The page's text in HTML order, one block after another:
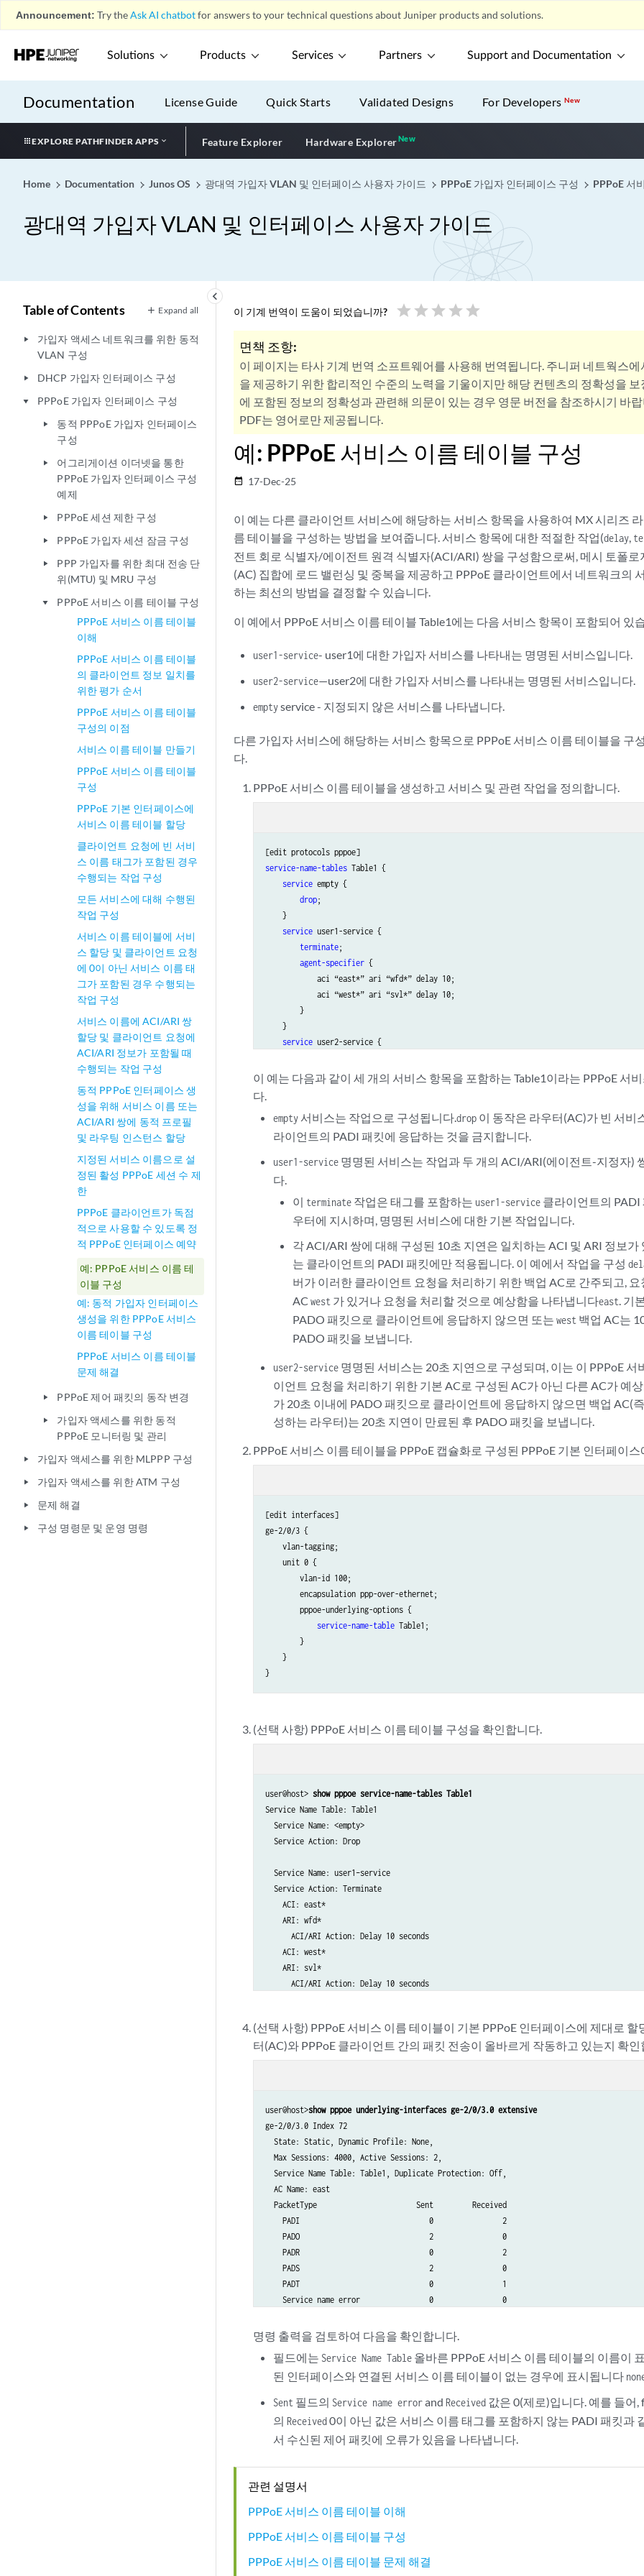
Announcement: Try theAsk AI chatbotfor answers to your technical questions about Juniper products and solutions.
Solutions Products Services Partners Support and Documentation
Documentation License Guide Quick Starts Validated Designs For DevelopersNew
EXPLORE PATHFINDER APPS Feature Explorer Hardware ExplorerNewNew application
Home Documentation Junos OS 광대역 가입자 VLAN 및 인터페이스 사용자 가이드 PPPoE 가입자 인터페이스 구성 PPPoE 서
광대역 가입자 VLAN 및 인터페이스 사용자 가이드
keyboard_arrow_left
Table of Contents Expand all
play_arrow
가입자 액세스 네트워크를 위한 동적
VLAN 구성
play_arrow DHCP 가입자 인터페이스 구성
play_arrow PPPoE 가입자 인터페이스 구성
play_arrow
동적 PPPoE 가입자 인터페이스
구성
play_arrow
어그리게이션 이더넷을 통한
PPPoE 가입자 인터페이스 구성
예제
play_arrow PPPoE 세션 제한 구성
play_arrow PPPoE 가입자 세션 잠금 구성
play_arrow
PPP 가입자를 위한 최대 전송 단
위(MTU) 및 MRU 구성
play_arrow
PPPoE 서비스 이름 테이블 구성
PPPoE 서비스 이름 테이블
이해
PPPoE 서비스 이름 테이블
의 클라이언트 정보 일치를
위한 평가 순서
PPPoE 서비스 이름 테이블
구성의 이점
서비스 이름 테이블 만들기
PPPoE 서비스 이름 테이블
구성
PPPoE 기본 인터페이스에
서비스 이름 테이블 할당
클라이언트 요청에 빈 서비
스 이름 태그가 포함된 경우
수행되는 작업 구성
모든 서비스에 대해 수행된
작업 구성
서비스 이름 테이블에 서비
스 할당 및 클라이언트 요청
에 0이 아닌 서비스 이름 태
그가 포함된 경우 수행되는
작업 구성
서비스 이름에 ACI/ARI 쌍
할당 및 클라이언트 요청에
ACI/ARI 정보가 포함될 때
수행되는 작업 구성
동적 PPPoE 인터페이스 생
성을 위해 서비스 이름 또는
ACI/ARI 쌍에 동적 프로필
및 라우팅 인스턴스 할당
지정된 서비스 이름으로 설
정된 활성 PPPoE 세션 수 제
한
PPPoE 클라이언트가 독점
적으로 사용할 수 있도록 정
적 PPPoE 인터페이스 예약
예: PPPoE 서비스 이름 테
이블 구성
예: 동적 가입자 인터페이스
생성을 위한 PPPoE 서비스
이름 테이블 구성
PPPoE 서비스 이름 테이블
문제 해결
play_arrow PPPoE 제어 패킷의 동작 변경
play_arrow
가입자 액세스를 위한 동적
PPPoE 모니터링 및 관리
play_arrow 가입자 액세스를 위한 MLPPP 구성
play_arrow 가입자 액세스를 위한 ATM 구성
play_arrow 문제 해결
play_arrow 구성 명령문 및 운영 명령
이 기계 번역이 도움이 되었습니까? star star star star star
면책 조항:
이 페이지는 타사 기계 번역 소프트웨어를 사용해 번역됩니다. 주니퍼 네트웍스
을 제공하기 위한 합리적인 수준의 노력을 기울이지만 해당 컨텐츠의 정확성을 보
에 포함된 정보의 정확성과 관련해 의문이 있는 경우 영문 버전을 참조하시기 바
PDF는 영어로만 제공됩니다.
예: PPPoE 서비스 이름 테이블 구성
date_range 17-Dec-25
이 예는 다른 클라이언트 서비스에 해당하는 서비스 항목을 사용하여 MX 시리즈
름 테이블을 구성하는 방법을 보여줍니다. 서비스 항목에 대한 적절한 작업(delay,
전트 회로 식별자/에이전트 원격 식별자(ACI/ARI) 쌍을 구성함으로써, 메시 토폴로
(AC) 집합에 로드 밸런싱 및 중복을 제공하고 PPPoE 클라이언트에서 네트워크의
하는 최선의 방법을 결정할 수 있습니다.
이 예에서 PPPoE 서비스 이름 테이블 Table1에는 다음 서비스 항목이 포함되어 있
user1-service- user1에 대한 가입자 서비스를 나타내는 명명된 서비스입니다.
user2-service—user2에 대한 가입자 서비스를 나타내는 명명된 서비스입니다.
emptyservice - 지정되지 않은 서비스를 나타냅니다.
다른 가입자 서비스에 해당하는 서비스 항목으로 PPPoE 서비스 이름 테이블을 구
다.
PPPoE 서비스 이름 테이블을 생성하고 서비스 및 관련 작업을 정의합니다.
service-name-tables Table1 {
service empty {
drop;
    }
service user1-service {
terminate;
agent-specifier {
            aci “east*” ari “wfd*” delay 10;
            aci “west*” ari “svl*” delay 10;
        }
    }
service user2-service {
    }
이 예는 다음과 같이 세 개의 서비스 항목을 포함하는 Table1이라는 PPPoE 서
다.
empty서비스는 작업으로 구성됩니다.drop이 동작은 라우터(AC)가 빈 서비
라이언트의 PADI 패킷에 응답하는 것을 금지합니다.
user1-service명명된 서비스는 작업과 두 개의 ACI/ARI(에이전트-지정자)
다.
이 terminate 작업은 태그를 포함하는 user1-service 클라이언트의
우터에 지시하며, 명명된 서비스에 대한 기본 작업입니다.
각 ACI/ARI 쌍에 대해 구성된 10초 지연은 일치하는 ACI 및 ARI 정보
는 클라이언트의 PADI 패킷에만 적용됩니다. 이 예에서 작업을 구성
버가 이러한 클라이언트 요청을 처리하기 위한 백업 AC로 간주되고,
ACwest 가 있거나 요청을 처리할 것으로 예상함을 나타냅니다east. 기
PADO 패킷으로 클라이언트에 응답하지 않으면 또는west 백업 AC는
PADO 패킷을 보냅니다.
user2-service명명된 서비스는 20초 지연으로 구성되며, 이는 이 PPPoE 서
이언트 요청을 처리하기 위한 기본 AC로 구성된 AC가 아닌 다른 AC가 예
가 20초 이내에 PADO 패킷으로 클라이언트에 응답하지 않으면 백업 AC(
성하는 라우터)는 20초 지연이 만료된 후 PADO 패킷을 보냅니다.
PPPoE 서비스 이름 테이블을 PPPoE 캡슐화로 구성된 PPPoE 기본 인터페이
[edit interfaces]
ge-2/0/3 {
    vlan-tagging;
    unit 0 {
        vlan-id 100;
        encapsulation ppp-over-ethernet;
        pppoe-underlying-options {
service-name-table Table1;
        }
    }
(선택 사항) PPPoE 서비스 이름 테이블 구성을 확인합니다.
user@host> show pppoe service-name-tables Table1
Service Name Table: Table1
  Service Name: <empty>
  Service Action: Drop
  Service Name: user1–service
  Service Action: Terminate
    ACI: east*
    ARI: wfd*
      ACI/ARI Action: Delay 10 seconds
    ACI: west*
    ARI: svl*
      ACI/ARI Action: Delay 10 seconds
  Service Action: Delay 20 seconds
(선택 사항) PPPoE 서비스 이름 테이블이 기본 PPPoE 인터페이스에 제대로
터(AC)와 PPPoE 클라이언트 간의 패킷 전송이 올바르게 작동하고 있는지 확인
user@host>show pppoe underlying-interfaces ge-2/0/3.0 extensive
ge-2/0/3.0 Index 72
  State: Static, Dynamic Profile: None,
  Max Sessions: 4000, Active Sessions: 2,
  Service Name Table: Table1, Duplicate Protection: Off,
  AC Name: east
  PacketType                       Sent         Received
    PADI                              0                2
    PADO                              2                0
    PADR                              0                2
    PADS                              2                0
    PADT                              0                1
    Service name error                0                0
    Generic error                     0                0
    Unknown packets                   0                0
명령 출력을 검토하여 다음을 확인합니다.
필드에는 Service Name Table올바른 PPPoE 서비스 이름 테이블의 이름이
된 인터페이스와 연결된 서비스 이름 테이블이 없는 경우에 표시됩니다
Sent 필드의 Service name errorand Received값은 0(제로)입니다. 예를 들어,
의 Received0이 아닌 값은 서비스 이름 태그를 포함하지 않는 PADI 패킷과
서 수신된 제어 패킷에 오류가 있음을 나타냅니다.
관련 설명서
PPPoE 서비스 이름 테이블 이해
PPPoE 서비스 이름 테이블 구성
PPPoE 서비스 이름 테이블 문제 해결